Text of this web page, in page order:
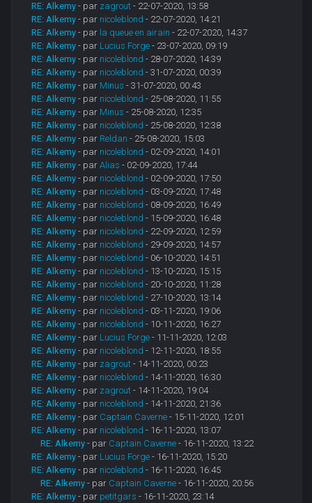
RE: Alkemy - par zagrout - 22-07-2020, 13:58
RE: Alkemy - par nicoleblond - 22-07-2020, 14:21
RE: Alkemy - par la queue en airain - 22-07-2020, 14:37
RE: Alkemy - par Lucius Forge - 23-07-2020, 09:19
RE: Alkemy - par nicoleblond - 28-07-2020, 14:39
RE: Alkemy - par nicoleblond - 31-07-2020, 00:39
RE: Alkemy - par Minus - 31-07-2020, 00:43
RE: Alkemy - par nicoleblond - 25-08-2020, 11:55
RE: Alkemy - par Minus - 25-08-2020, 12:35
RE: Alkemy - par nicoleblond - 25-08-2020, 12:38
RE: Alkemy - par Reldan - 25-08-2020, 15:03
RE: Alkemy - par nicoleblond - 02-09-2020, 14:01
RE: Alkemy - parAlias - 02-09-2020, 17:44
RE: Alkemy - par nicoleblond - 02-09-2020, 17:50
RE: Alkemy - par nicoleblond - 03-09-2020, 17:48
RE: Alkemy - par nicoleblond - 08-09-2020, 16:49
RE: Alkemy - par nicoleblond - 15-09-2020, 16:48
RE: Alkemy - par nicoleblond - 22-09-2020, 12:59
RE: Alkemy - par nicoleblond - 29-09-2020, 14:57
RE: Alkemy - par nicoleblond - 06-10-2020, 14:51
RE: Alkemy - par nicoleblond - 13-10-2020, 15:15
RE: Alkemy - par nicoleblond - 20-10-2020, 11:28
RE: Alkemy - par nicoleblond - 27-10-2020, 13:14
RE: Alkemy - par nicoleblond - 03-11-2020, 19:06
RE: Alkemy - par nicoleblond - 10-11-2020, 16:27
RE: Alkemy - par Lucius Forge - 11-11-2020, 12:03
RE: Alkemy - par nicoleblond - 12-11-2020, 18:55
RE: Alkemy - par zagrout - 14-11-2020, 00:23
RE: Alkemy - par nicoleblond - 14-11-2020, 16:30
RE: Alkemy - par zagrout - 14-11-2020, 19:04
RE: Alkemy - par nicoleblond - 14-11-2020, 21:36
RE: Alkemy - par Captain Caverne - 15-11-2020, 12:01
RE: Alkemy - par nicoleblond - 16-11-2020, 13:07
RE: Alkemy - par Captain Caverne - 16-11-2020, 13:22
RE: Alkemy - par Lucius Forge - 16-11-2020, 15:20
RE: Alkemy - par nicoleblond - 16-11-2020, 16:45
RE: Alkemy - par Captain Caverne - 16-11-2020, 20:56
RE: Alkemy - par petitgars - 16-11-2020, 23:14